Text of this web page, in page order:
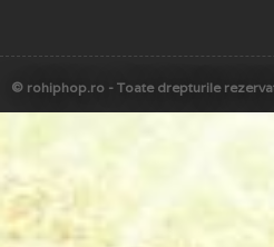
© rohiphop.ro - Toate drepturile